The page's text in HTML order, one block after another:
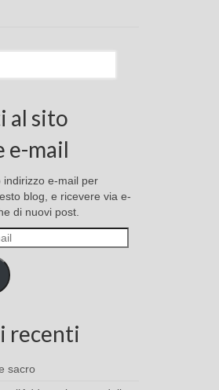
al sito
e-mail
indirizzo e-mail per
blog, e ricevere via e-
di nuovi post.
recenti
sacro